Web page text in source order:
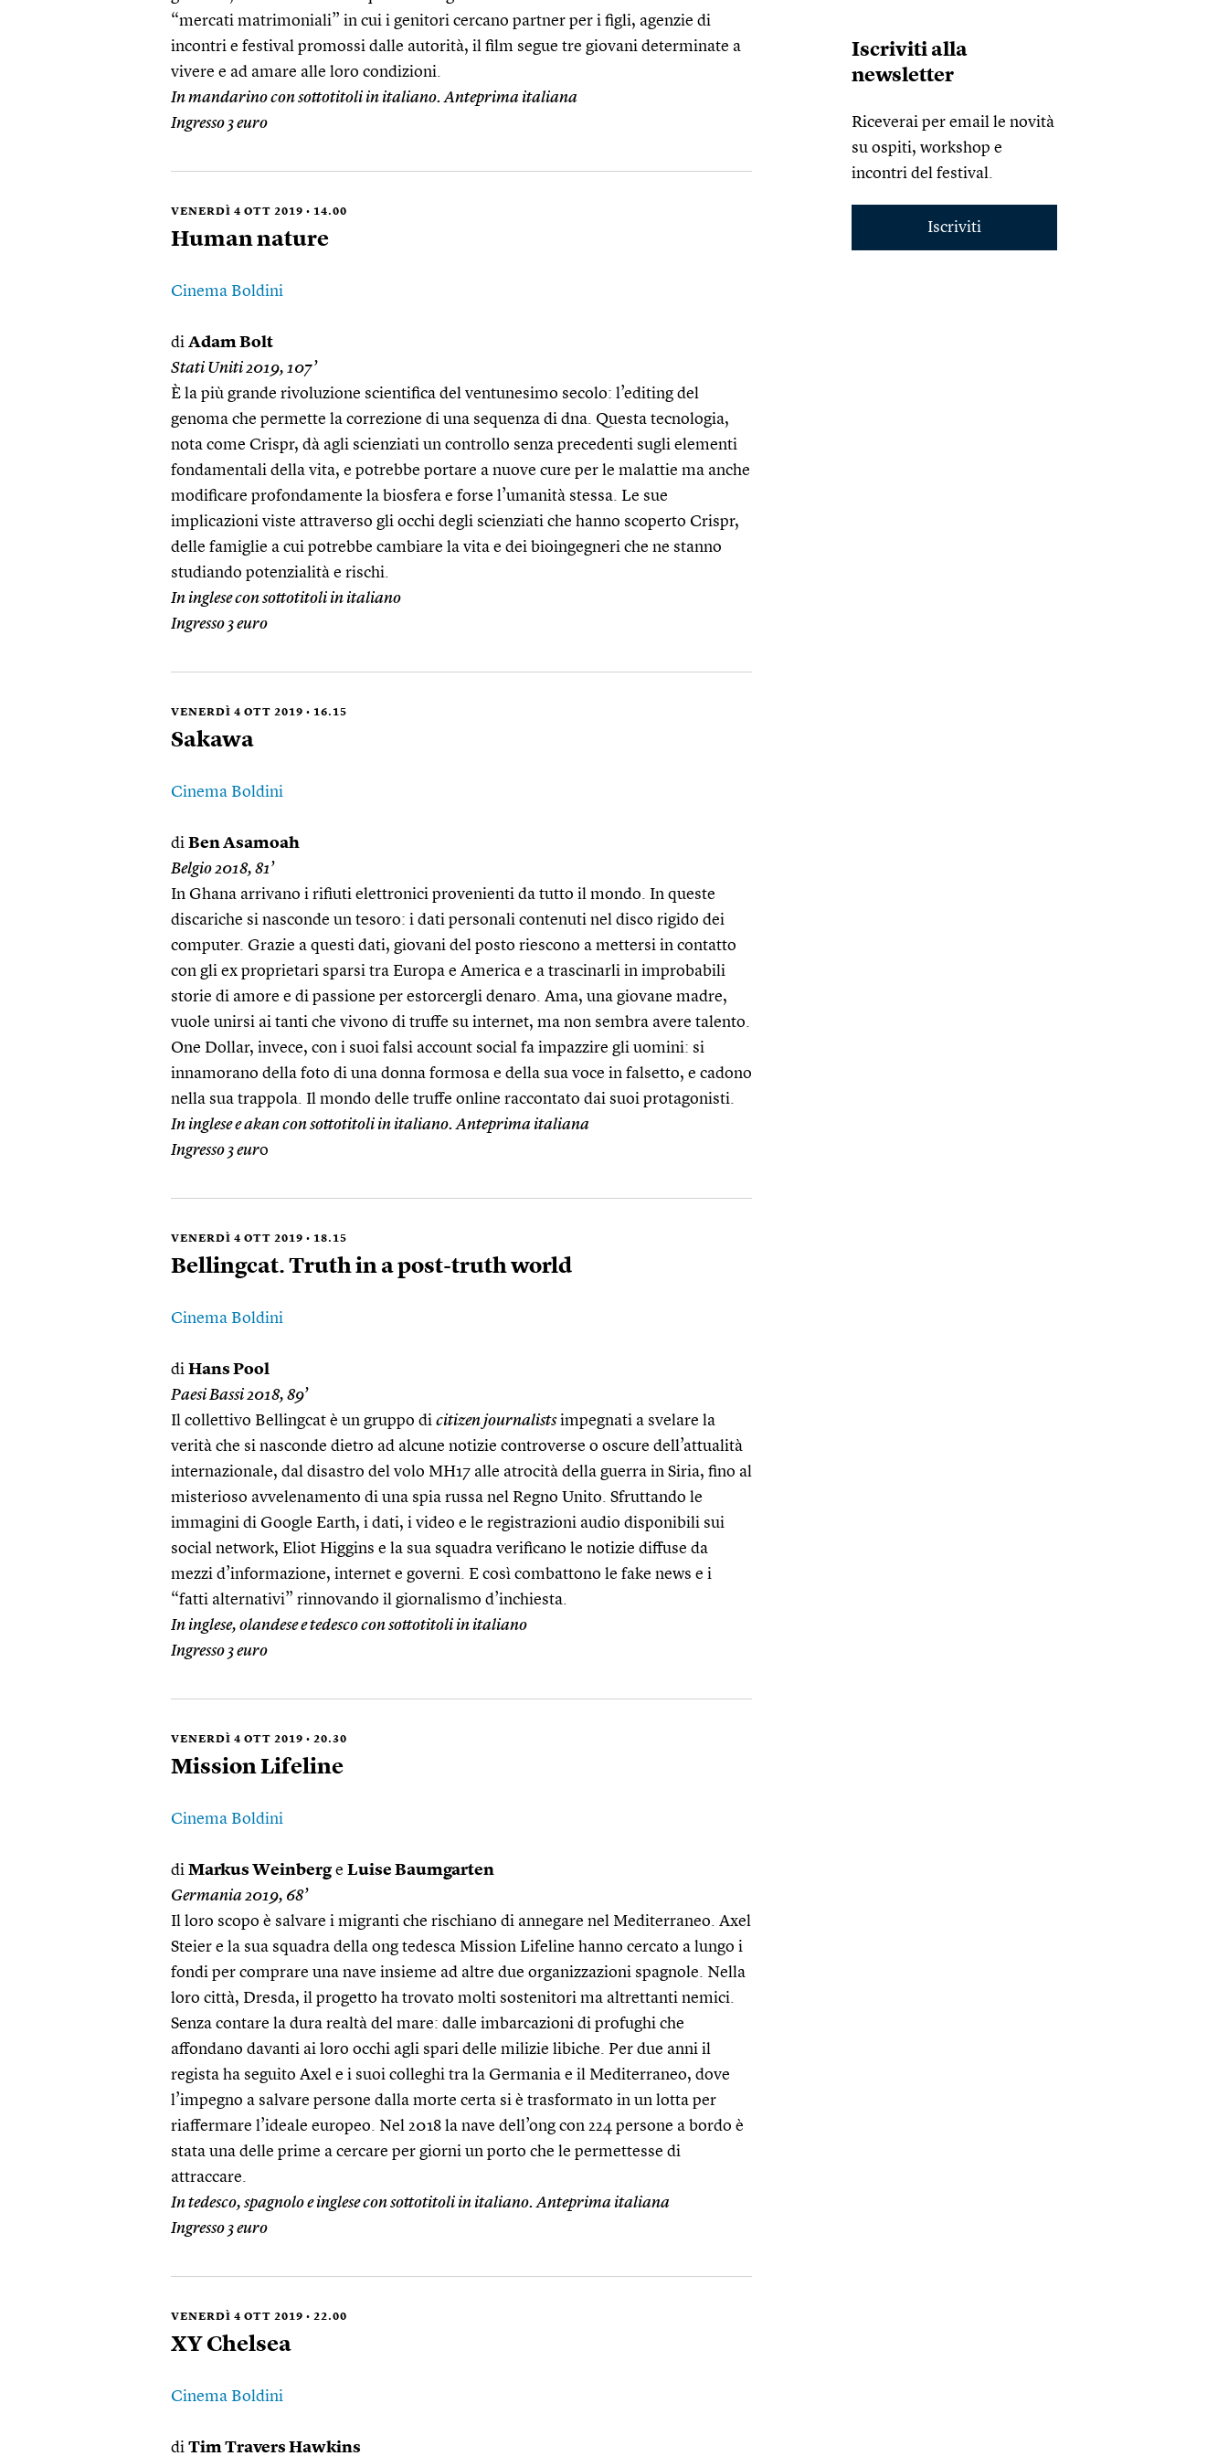
“mercati matrimoniali” in cui i genitori cercano partner per i figli, agenzie di
incontri e festival promossi dalle autorità, il film segue tre giovani determinate a
vivere e ad amare alle loro condizioni.
In mandarino con sottotitoli in italiano. Anteprima italiana
Ingresso 3 euro
VENERDÌ 4 OTT 2019 • 14.00
Human nature
Cinema Boldini
di Adam Bolt
Stati Uniti 2019, 107’
È la più grande rivoluzione scientifica del ventunesimo secolo: l’editing del
genoma che permette la correzione di una sequenza di dna. Questa tecnologia,
nota come Crispr, dà agli scienziati un controllo senza precedenti sugli elementi
fondamentali della vita, e potrebbe portare a nuove cure per le malattie ma anche
modificare profondamente la biosfera e forse l’umanità stessa. Le sue
implicazioni viste attraverso gli occhi degli scienziati che hanno scoperto Crispr,
delle famiglie a cui potrebbe cambiare la vita e dei bioingegneri che ne stanno
studiando potenzialità e rischi.
In inglese con sottotitoli in italiano
Ingresso 3 euro
VENERDÌ 4 OTT 2019 • 16.15
Sakawa
Cinema Boldini
di Ben Asamoah
Belgio 2018, 81’
In Ghana arrivano i rifiuti elettronici provenienti da tutto il mondo. In queste
discariche si nasconde un tesoro: i dati personali contenuti nel disco rigido dei
computer. Grazie a questi dati, giovani del posto riescono a mettersi in contatto
con gli ex proprietari sparsi tra Europa e America e a trascinarli in improbabili
storie di amore e di passione per estorcergli denaro. Ama, una giovane madre,
vuole unirsi ai tanti che vivono di truffe su internet, ma non sembra avere talento.
One Dollar, invece, con i suoi falsi account social fa impazzire gli uomini: si
innamorano della foto di una donna formosa e della sua voce in falsetto, e cadono
nella sua trappola. Il mondo delle truffe online raccontato dai suoi protagonisti.
In inglese e akan con sottotitoli in italiano. Anteprima italiana
Ingresso 3 euro
VENERDÌ 4 OTT 2019 • 18.15
Bellingcat. Truth in a post-truth world
Cinema Boldini
di Hans Pool
Paesi Bassi 2018, 89’
Il collettivo Bellingcat è un gruppo di citizen journalistsimpegnati a svelare la
verità che si nasconde dietro ad alcune notizie controverse o oscure dell’attualità
internazionale, dal disastro del volo MH17 alle atrocità della guerra in Siria, fino al
misterioso avvelenamento di una spia russa nel Regno Unito. Sfruttando le
immagini di Google Earth, i dati, i video e le registrazioni audio disponibili sui
social network, Eliot Higgins e la sua squadra verificano le notizie diffuse da
mezzi d’informazione, internet e governi. E così combattono le fake news e i
“fatti alternativi” rinnovando il giornalismo d’inchiesta.
In inglese, olandese e tedesco con sottotitoli in italiano
Ingresso 3 euro
VENERDÌ 4 OTT 2019 • 20.30
Mission Lifeline
Cinema Boldini
di Markus Weinberg e Luise Baumgarten
Germania 2019, 68’
Il loro scopo è salvare i migranti che rischiano di annegare nel Mediterraneo. Axel
Steier e la sua squadra della ong tedesca Mission Lifeline hanno cercato a lungo i
fondi per comprare una nave insieme ad altre due organizzazioni spagnole. Nella
loro città, Dresda, il progetto ha trovato molti sostenitori ma altrettanti nemici.
Senza contare la dura realtà del mare: dalle imbarcazioni di profughi che
affondano davanti ai loro occhi agli spari delle milizie libiche. Per due anni il
regista ha seguito Axel e i suoi colleghi tra la Germania e il Mediterraneo, dove
l’impegno a salvare persone dalla morte certa si è trasformato in un lotta per
riaffermare l’ideale europeo. Nel 2018 la nave dell’ong con 224 persone a bordo è
stata una delle prime a cercare per giorni un porto che le permettesse di
attraccare.
In tedesco, spagnolo e inglese con sottotitoli in italiano. Anteprima italiana
Ingresso 3 euro
VENERDÌ 4 OTT 2019 • 22.00
XY Chelsea
Cinema Boldini
di Tim Travers Hawkins
Iscriviti alla
newsletter
Riceverai per email le novità
su ospiti, workshop e
incontri del festival.
Iscriviti